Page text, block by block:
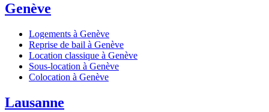
Genève
Logements à Genève
Reprise de bail à Genève
Location classique à Genève
Sous-location à Genève
Colocation à Genève
Lausanne